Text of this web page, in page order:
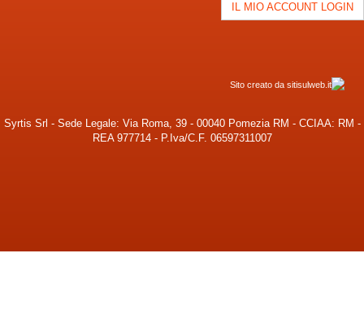
IL MIO ACCOUNT LOGIN
Sito creato da sitisulweb.it
Syrtis Srl - Sede Legale: Via Roma, 39 - 00040 Pomezia RM - CCIAA: RM -
REA 977714 - P.Iva/C.F. 06597311007